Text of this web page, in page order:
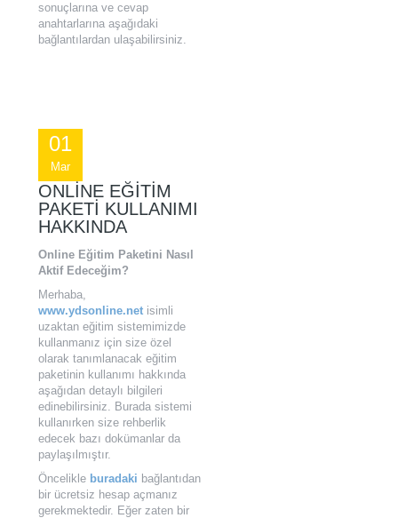
sonuçlarına ve cevap
anahtarlarına aşağıdaki
bağlantılardan ulaşabilirsiniz.
01
Mar
ONLINE EĞITIM
PAKETI KULLANIMI
HAKKINDA
Online Eğitim Paketini Nasıl
Aktif Edeceğim?
Merhaba,
www.ydsonline.net isimli
uzaktan eğitim sistemimizde
kullanmanız için size özel
olarak tanımlanacak eğitim
paketinin kullanımı hakkında
aşağıdan detaylı bilgileri
edinebilirsiniz. Burada sistemi
kullanırken size rehberlik
edecek bazı dokümanlar da
paylaşılmıştır.
Öncelikle buradaki bağlantıdan
bir ücretsiz hesap açmanız
gerekmektedir. Eğer zaten bir